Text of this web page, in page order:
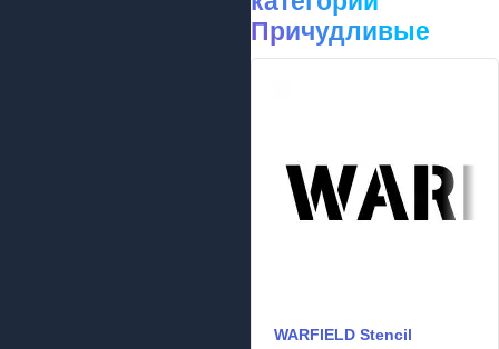
Причудливые
WARFIELD Stencil